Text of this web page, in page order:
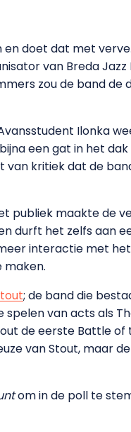
doet dat met
van Breda Jazz
zou de band de
Ilonka
een gat in het dak
van kritiek dat de
publiek maakte de
durft het zelfs aan
interactie met
maken.
; de band die
spelen van acts als
de eerste Battle of
van Stout, maar
om in de poll te